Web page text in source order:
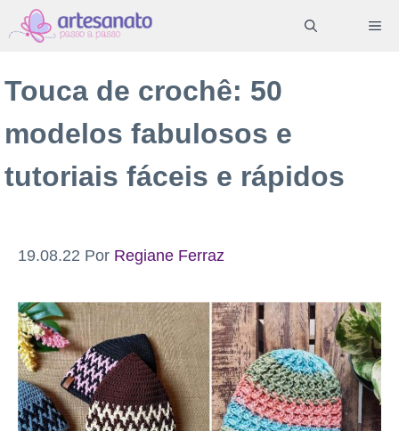
Pular
para
conteúdo
Touca de crochê: 50
modelos fabulosos e
tutoriais fáceis e rápidos
19.08.22 Por Regiane Ferraz